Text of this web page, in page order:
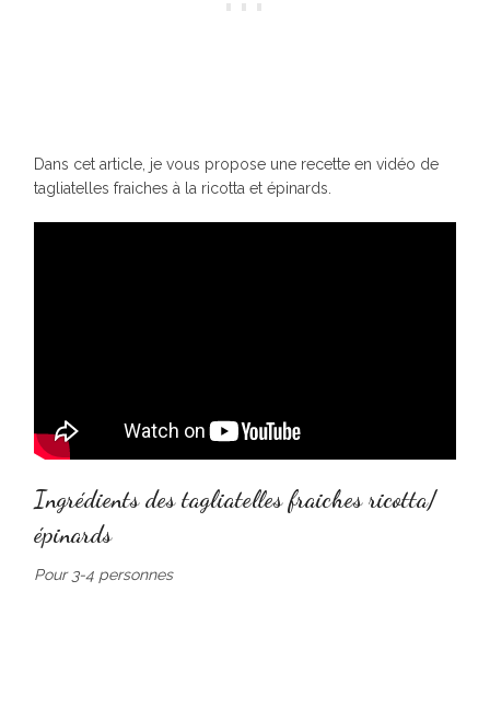
Dans cet article, je vous propose une recette en vidéo de
tagliatelles fraiches à la ricotta et épinards.
Ingrédients des tagliatelles fraiches ricotta/
épinards
Pour 3-4 personnes